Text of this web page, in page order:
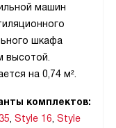
машин
шкафа
высотой.
на 0,74 м².
комплектов:
Style 16 Style